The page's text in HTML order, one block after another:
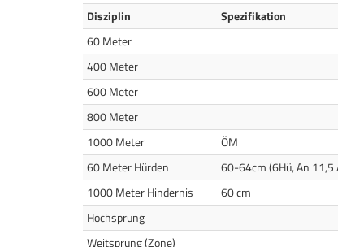
Disziplin Spezifikation
60 Meter
400 Meter
600 Meter
800 Meter
1000 Meter
ÖM
60 Meter Hürden
60-64cm (6Hü, An 11,5
1000 Meter Hindernis
60 cm
Hochsprung
Weitsprung (Zone)